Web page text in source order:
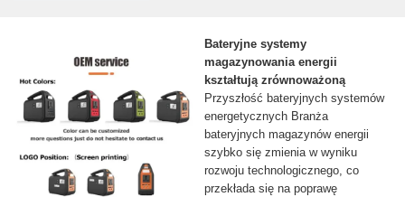
Bateryjne systemy
magazynowania energii
kształtują zrównoważoną
Przyszłość bateryjnych systemów
energetycznych Branża
bateryjnych magazynów energii
szybko się zmienia w wyniku
rozwoju technologicznego, co
przekłada się na poprawę